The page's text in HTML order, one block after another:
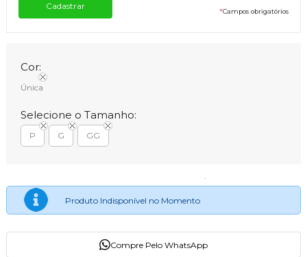
*Campos obrigatórios
Cor:
Única
Selecione o Tamanho:
P G GG
Produto Indisponível no Momento
Compre Pelo WhatsApp